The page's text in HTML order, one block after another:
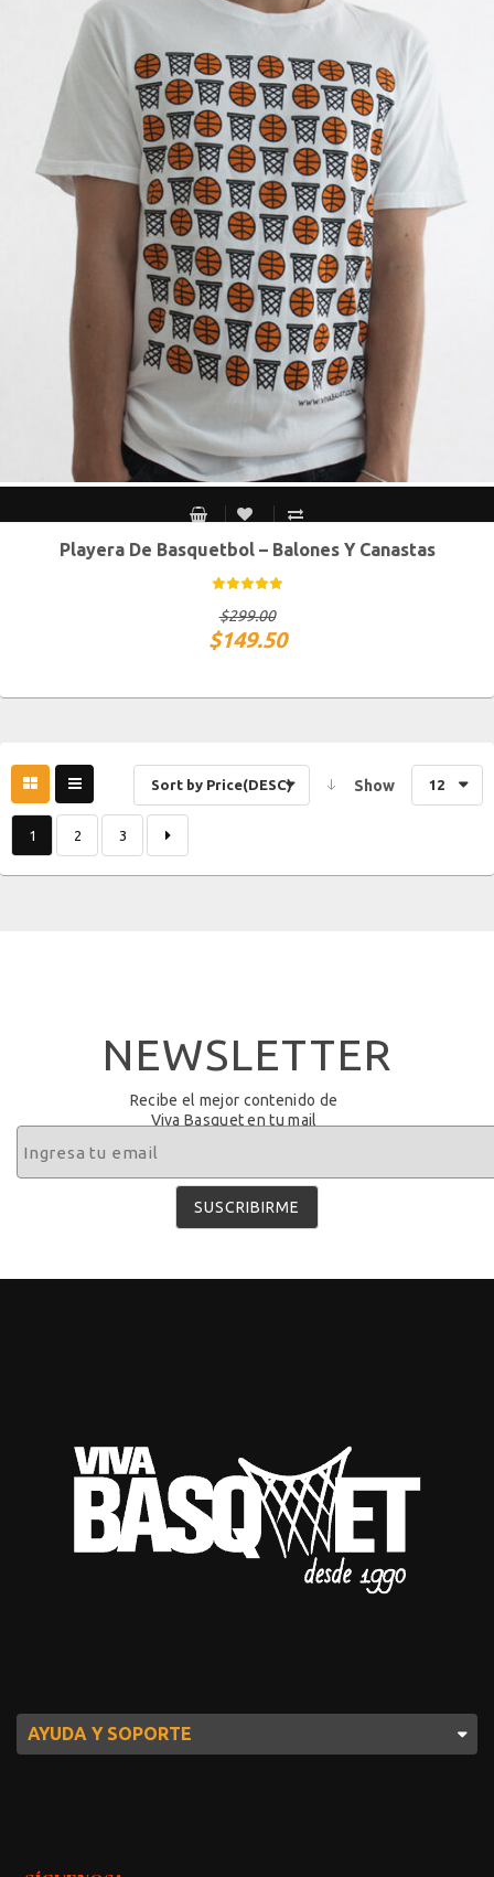
S MEX / XS USA M MEX / S USA G MEX / M USA XG MEX / G USA
Playera De Basquetbol – Balones Y Canastas
$299.00
$149.50
Sort by Price(DESC) Show 12
1 2 3
NEWSLETTER
Recibe el mejor contenido de
Viva Basquet en tu mail
AYUDA Y SOPORTE